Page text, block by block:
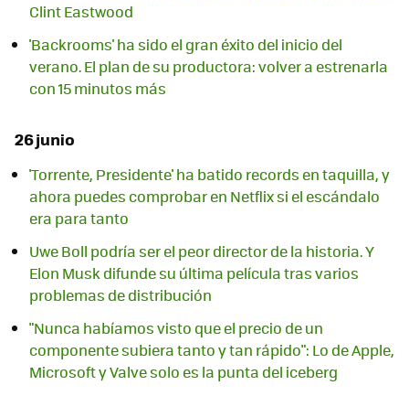
Clint Eastwood
'Backrooms' ha sido el gran éxito del inicio del
verano. El plan de su productora: volver a estrenarla
con 15 minutos más
26 junio
'Torrente, Presidente' ha batido records en taquilla, y
ahora puedes comprobar en Netflix si el escándalo
era para tanto
Uwe Boll podría ser el peor director de la historia. Y
Elon Musk difunde su última película tras varios
problemas de distribución
"Nunca habíamos visto que el precio de un
componente subiera tanto y tan rápido": Lo de Apple,
Microsoft y Valve solo es la punta del iceberg